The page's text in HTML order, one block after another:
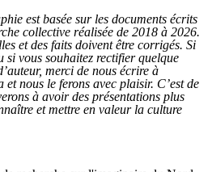
est basée sur les documents écrits
collective réalisée de 2018 à 2026.
et des faits doivent être corrigés. Si
si vous souhaitez rectifier quelque
merci de nous écrire à
nous le ferons avec plaisir. C’est de
à avoir des présentations plus
et mettre en valeur la culture